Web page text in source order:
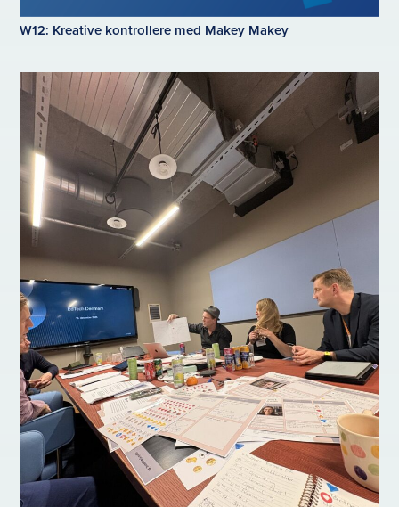
W12: Kreative kontrollere med Makey Makey